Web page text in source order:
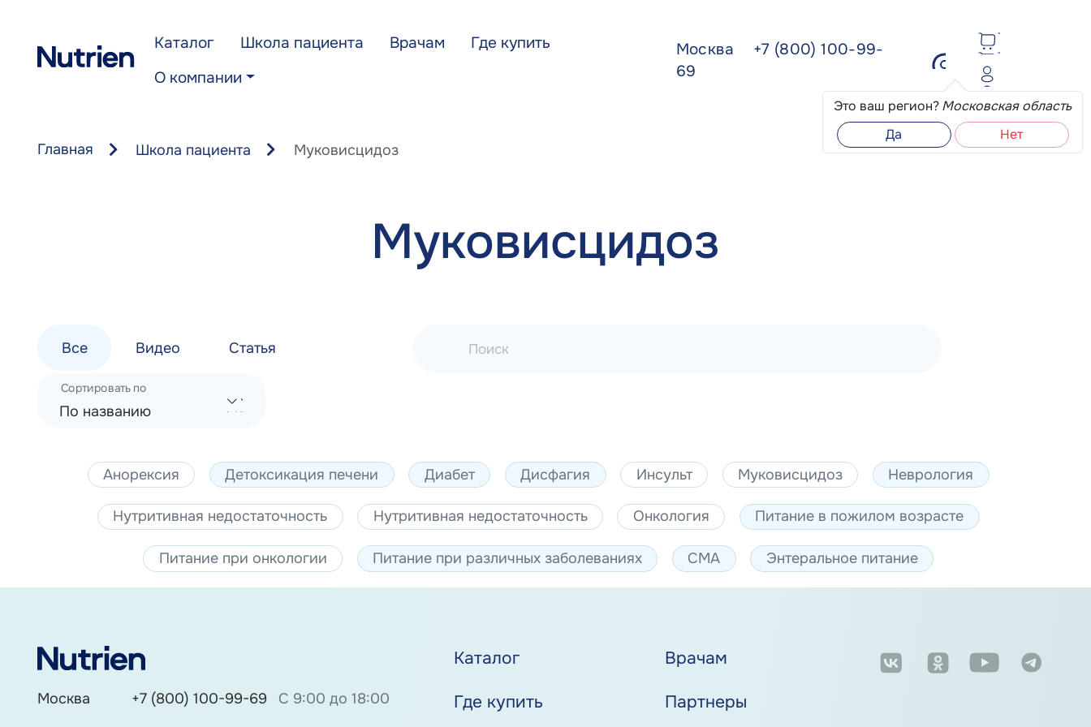
Каталог Школа пациента Врачам
Где купить
О компании
Москва
+7 (800) 100-99-
69
Это ваш регион?Московская область
Да
Нет
Главная Школа пациента Муковисцидоз
Муковисцидоз
Все Видео Статья Поиск
По названию
Сортировать по
Анорексия Детоксикация печени Диабет Дисфагия Инсульт Муковисцидоз Неврология
Нутритивная недостаточность Нутритивная недостаточность Онкология Питание в пожилом возрасте
Питание при онкологии Питание при различных заболеваниях СМА Энтеральное питание
Москва +7 (800) 100-99-69
С 9:00 до 18:00
Каталог Врачам
Где купить Партнеры